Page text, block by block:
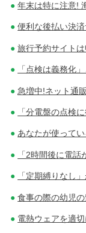
年末は特に注意!
便利な後払い決
旅行予約サイト
「点検は義務化
急増中!ネット通
「分電盤の点検
あなたが使って
「2時間後に電
「定期縛りなし
食事の際の幼児
電熱ウェアを適